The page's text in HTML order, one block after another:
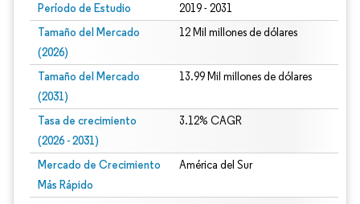
Período de Estudio 2019 - 2031
Tamaño del Mercado
(2026)
12 Mil millones de dólares
Tamaño del Mercado
(2031)
13.99 Mil millones de dólares
Tasa de crecimiento
(2026 - 2031)
3.12% CAGR
Mercado de Crecimiento
Más Rápido
América del Sur